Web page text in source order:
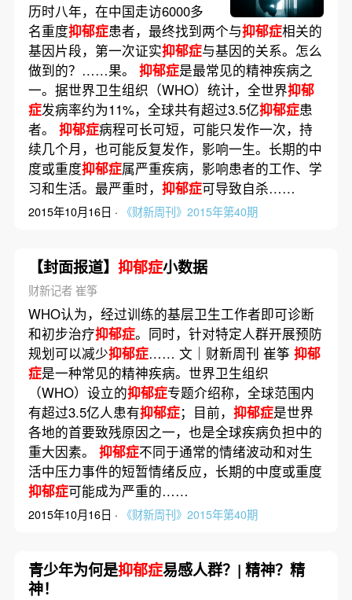
历时八年，在中国走访6000多
名重度抑郁症患者，最终找到两个与抑郁症相关的
基因片段，第一次证实抑郁症与基因的关系。怎么
做到的？……果。 抑郁症是最常见的精神疾病之
一。据世界卫生组织（WHO）统计，全世界抑郁
症发病率约为11%，全球共有超过3.5亿抑郁症患
者。 抑郁症病程可长可短，可能只发作一次，持
续几个月，也可能反复发作，影响一生。长期的中
度或重度抑郁症属严重疾病，影响患者的工作、学
习和生活。最严重时， 抑郁症可导致自杀……
2015年10月16日 · 《财新周刊》2015年第40期
【封面报道】 抑郁症小数据
财新记者 崔筝
WHO认为，经过训练的基层卫生工作者即可诊断
和初步治疗抑郁症。同时，针对特定人群开展预防
规划可以减少抑郁症…… 文｜财新周刊 崔筝 抑郁
症是一种常见的精神疾病。世界卫生组织
（WHO）设立的抑郁症专题介绍称，全球范围内
有超过3.5亿人患有抑郁症；目前， 抑郁症是世界
各地的首要致残原因之一，也是全球疾病负担中的
重大因素。 抑郁症不同于通常的情绪波动和对生
活中压力事件的短暂情绪反应，长期的中度或重度
抑郁症可能成为严重的……
2015年10月16日 · 《财新周刊》2015年第40期
青少年为何是抑郁症易感人群？| 精神？精
神！